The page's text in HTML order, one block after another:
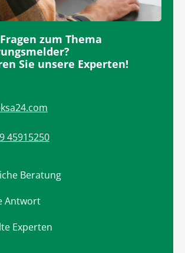
zum Thema
Sie unsere Experten!
45915250
Beratung
Antwort
Experten